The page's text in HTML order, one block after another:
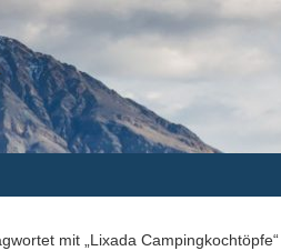
mit „Lixada Campingkochtöpfe“